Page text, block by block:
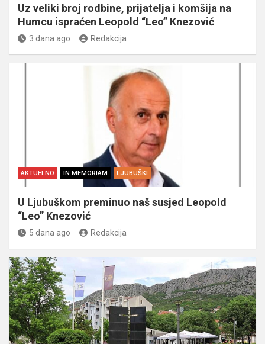
Uz veliki broj rodbine, prijatelja i komšija na
Humcu ispraćen Leopold “Leo” Knezović
3 dana ago Redakcija
AKTUELNO IN MEMORIAM LJUBUŠKI
U Ljubuškom preminuo naš susjed Leopold
“Leo” Knezović
5 dana ago Redakcija